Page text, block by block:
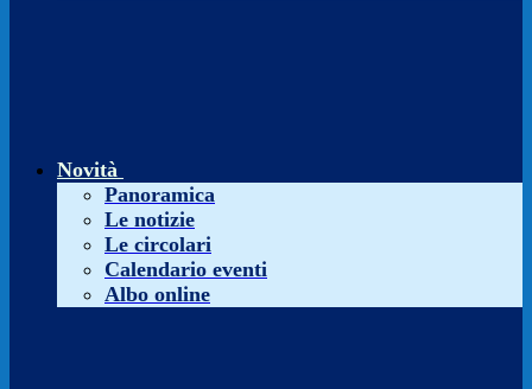
Novità
Panoramica
Le notizie
Le circolari
Calendario eventi
Albo online